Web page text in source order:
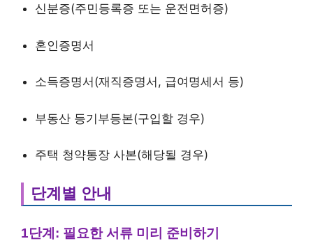
신분증(주민등록증 또는 운전면허증)
혼인증명서
소득증명서(재직증명서, 급여명세서 등)
부동산 등기부등본(구입할 경우)
주택 청약통장 사본(해당될 경우)
단계별 안내
1단계: 필요한 서류 미리 준비하기